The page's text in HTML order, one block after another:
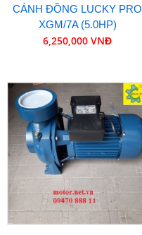
CÁNH ĐỒNG LUCKY PRO
XGM/7A (5.0HP)
6,250,000 VNĐ